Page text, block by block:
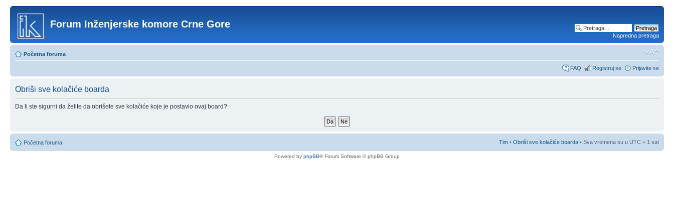
Forum Inženjerske komore Crne Gore
Napredna pretraga
Početna foruma
FAQ Registruj se Prijavite se
Obriši sve kolačiće boarda
Da li ste sigurni da želite da obrišete sve kolačiće koje je postavio ovaj board?
Početna foruma Tim • Obriši sve kolačiće boarda • Sva vremena su u UTC + 1 sat
Powered by phpBB® Forum Software © phpBB Group